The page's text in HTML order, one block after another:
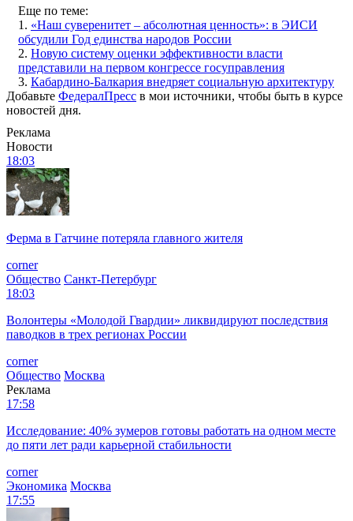
Еще по теме:
1. «Наш суверенитет – абсолютная ценность»: в ЭИСИ
обсудили Год единства народов России
2. Новую систему оценки эффективности власти
представили на первом конгрессе госуправления
3. Кабардино-Балкария внедряет социальную архитектуру
Добавьте ФедералПресс в мои источники, чтобы быть в курсе
новостей дня.
Реклама
Новости
18:03
Ферма в Гатчине потеряла главного жителя
corner
Общество Санкт-Петербург
18:03
Волонтеры «Молодой Гвардии» ликвидируют последствия
паводков в трех регионах России
corner
Общество Москва
Реклама
17:58
Исследование: 40% зумеров готовы работать на одном месте
до пяти лет ради карьерной стабильности
corner
Экономика Москва
17:55